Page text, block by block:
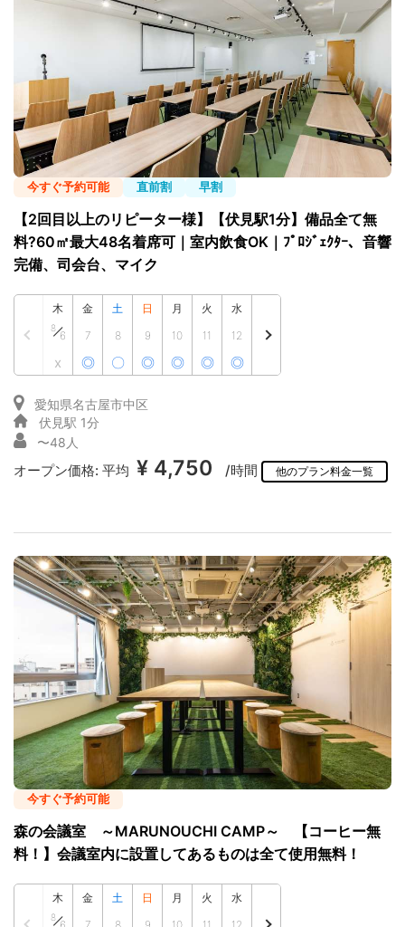
今すぐ予約可能 直前割 早割
【2回目以上のリピーター様】【伏見駅1分】備品全て無
料?60㎡最大48名着席可｜室内飲食OK｜ﾌﾟﾛｼﾞｪｸﾀｰ、音響
完備、司会台、マイク
木
8
6
x
金
7
◎
土
8
〇
日
9
◎
月
10
◎
火
11
◎
水
12
◎
愛知県名古屋市中区
伏見駅 1分
〜48人
オープン価格: 平均 ¥ 4,750 /時間 他のプラン料金一覧
今すぐ予約可能
森の会議室 ～MARUNOUCHI CAMP～ 【コーヒー無
料！】会議室内に設置してあるものは全て使用無料！
木
8
金
土
日
月
火
水